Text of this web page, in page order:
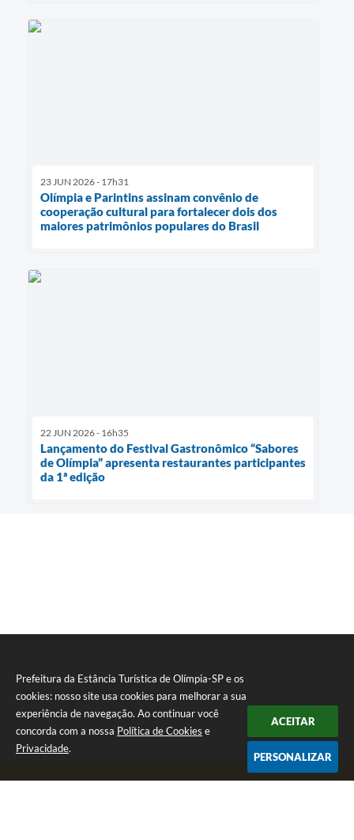
Prefeitura da Estância Turística de Olímpia-SP e os
cookies: nosso site usa cookies para melhorar a sua
experiência de navegação. Ao continuar você
concorda com a nossa Política de Cookies e
Privacidade.
ACEITAR
PERSONALIZAR
23 JUN 2026 - 17h31
Olímpia e Parintins assinam convênio de
cooperação cultural para fortalecer dois dos
maiores patrimônios populares do Brasil
22 JUN 2026 - 16h35
Lançamento do Festival Gastronômico “Sabores
de Olímpia” apresenta restaurantes participantes
da 1ª edição